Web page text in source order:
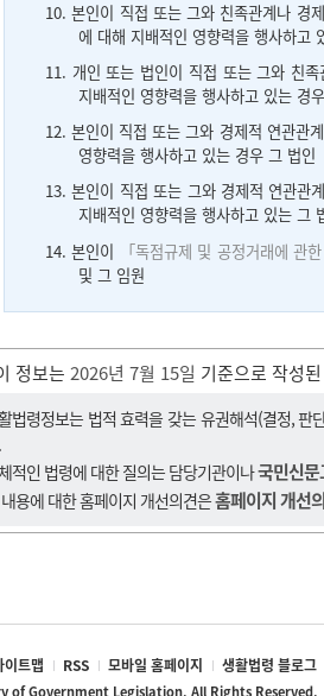
10. 본인이 직접 또는 그와 친족관계나 경
에 대해 지배적인 영향력을 행사하고
11. 개인 또는 법인이 직접 또는 그와 친
지배적인 영향력을 행사하고 있는 경
12. 본인이 직접 또는 그와 경제적 연관관
영향력을 행사하고 있는 경우 그 법인
13. 본인이 직접 또는 그와 경제적 연관관
지배적인 영향력을 행사하고 있는 그
14. 본인이
「독점규제 및 공정거래에 관
및 그 임원
정보는 2026년 7월 15일 기준으로 작성
법령정보는 법적 효력을 갖는 유권해석(결정, 판
적인 법령에 대한 질의는 담당기관이나국민신문
용에 대한 홈페이지 개선의견은홈페이지 개선
이트맵 RSS 모바일 홈페이지 생활법령 블로그
of Government Legislation. All Rights